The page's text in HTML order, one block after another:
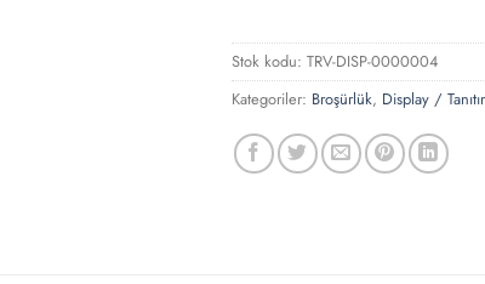
Stok kodu: TRV-DISP-0000004
Kategoriler: Broşürlük, Display /